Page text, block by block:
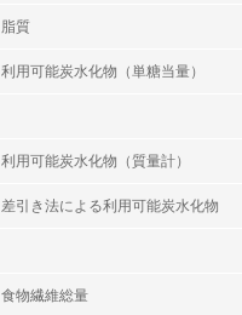
脂質
利用可能炭水化物（単糖当量）
利用可能炭水化物（質量計）
差引き法による利用可能炭水化物
食物繊維総量